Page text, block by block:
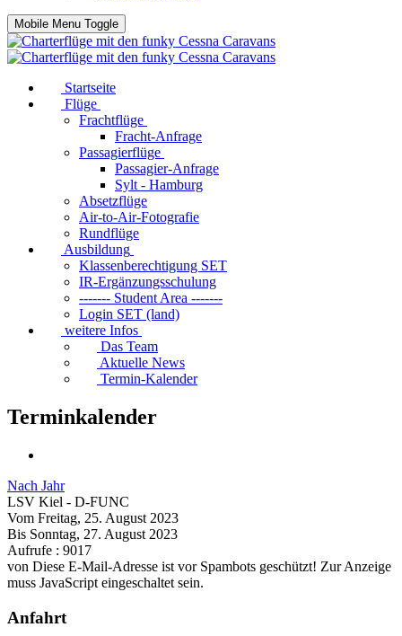
Mobile Menu Toggle
Startseite
Flüge
Frachtflüge
Fracht-Anfrage
Passagierflüge
Passagier-Anfrage
Sylt - Hamburg
Absetzflüge
Air-to-Air-Fotografie
Rundflüge
Ausbildung
Klassenberechtigung SET
IR-Ergänzungsschulung
------- Student Area -------
Login SET (land)
weitere Infos
Das Team
Aktuelle News
Termin-Kalender
Terminkalender
Nach Jahr
LSV Kiel - D-FUNC
Vom Freitag, 25. August 2023
Bis Sonntag, 27. August 2023
Aufrufe : 9017
von Diese E-Mail-Adresse ist vor Spambots geschützt! Zur Anzeige
muss JavaScript eingeschaltet sein.
Anfahrt